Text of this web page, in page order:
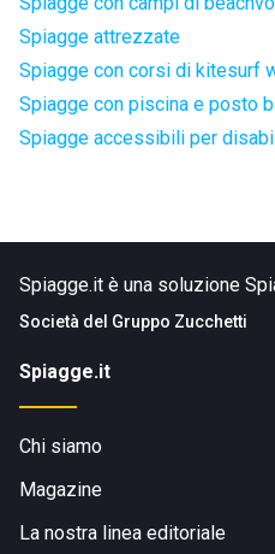
Spiagge attrezzate
Spiagge con corsi di kitesurf
Spiagge con piscina e posto
Spiagge accessibili per
Spiagge.it è una soluzione
Società del Gruppo Zucchetti
Spiagge.it
Chi siamo
Magazine
La nostra linea editoriale